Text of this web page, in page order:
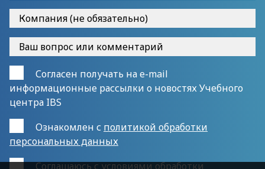
Согласен получать на e-mail
информационные рассылки о новостях Учебного
центра IBS
Ознакомлен с политикой обработки
персональных данных
Cоглашаюсь сусловиями обработки